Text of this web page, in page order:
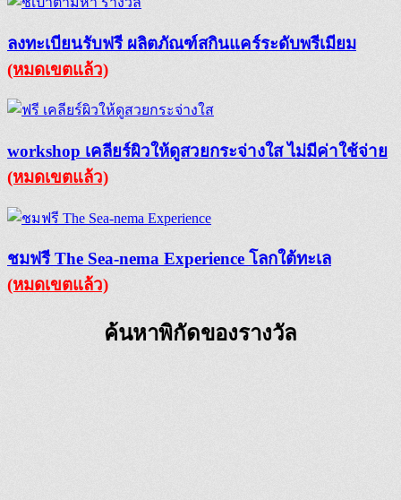
ลงทะเบียนรับฟรี ผลิตภัณฑ์สกินแคร์ระดับพรีเมียม
(หมดเขตแล้ว)
workshop เคลียร์ผิวให้ดูสวยกระจ่างใส ไม่มีค่าใช้จ่าย
(หมดเขตแล้ว)
ชมฟรี The Sea-nema Experience โลกใต้ทะเล
(หมดเขตแล้ว)
ค้นหาพิกัดของรางวัล